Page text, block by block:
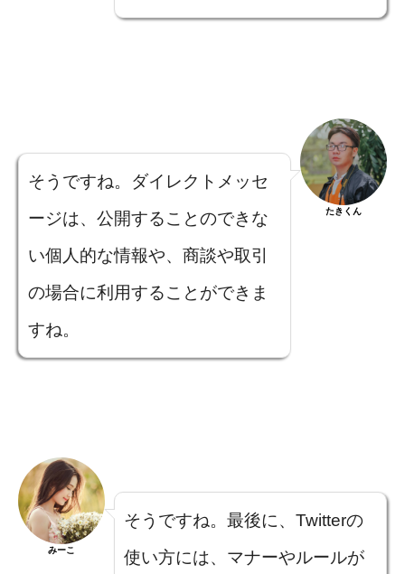
そうですね。ダイレクトメッセ
ージは、公開することのできな
い個人的な情報や、商談や取引
の場合に利用することができま
すね。
たきくん
みーこ
そうですね。最後に、Twitterの
使い方には、マナーやルールが